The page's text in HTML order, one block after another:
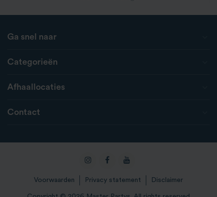
Ga snel naar
Categorieën
Afhaallocaties
Contact
Voorwaarden Privacy statement Disclaimer